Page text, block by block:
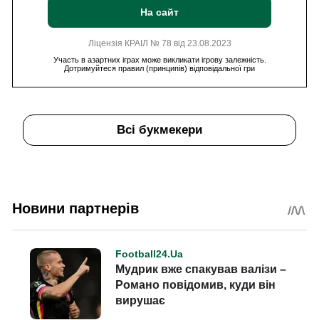
На сайт
Ліцензія КРАІЛ № 78 від 23.08.2023
Участь в азартних іграх може викликати ігрову залежність.
Дотримуйтеся правил (принципів) відповідальної гри
Всі букмекери